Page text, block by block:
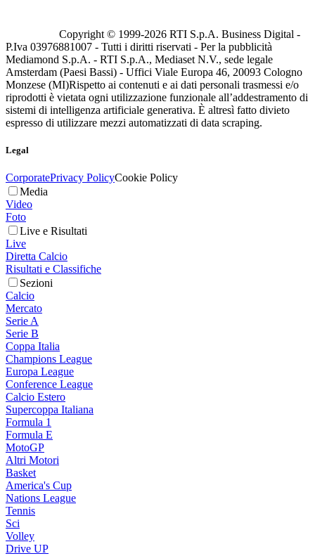
Copyright © 1999-2026 RTI S.p.A. Business Digital -
P.Iva 03976881007 - Tutti i diritti riservati - Per la pubblicità
Mediamond S.p.A. - RTI S.p.A., Mediaset N.V., sede legale
Amsterdam (Paesi Bassi) - Uffici Viale Europa 46, 20093 Cologno
Monzese (MI)Rispetto ai contenuti e ai dati personali trasmessi e/o
riprodotti è vietata ogni utilizzazione funzionale all’addestramento di
sistemi di intelligenza artificiale generativa. È altresì fatto divieto
espresso di utilizzare mezzi automatizzati di data scraping.
Legal
CorporatePrivacy PolicyCookie Policy
Media
Video
Foto
Live e Risultati
Live
Diretta Calcio
Risultati e Classifiche
Sezioni
Calcio
Mercato
Serie A
Serie B
Coppa Italia
Champions League
Europa League
Conference League
Calcio Estero
Supercoppa Italiana
Formula 1
Formula E
MotoGP
Altri Motori
Basket
America's Cup
Nations League
Tennis
Sci
Volley
Drive UP